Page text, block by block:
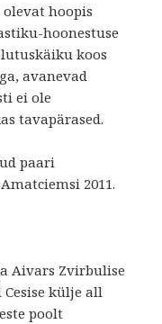
hoopis
hoonestuse
koos
avanevad
ei ole
tavapärased.
paari
2011.
Aivars Zvirbulise
külje all
poolt